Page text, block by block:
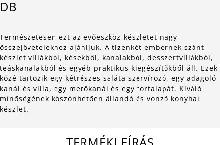
DB
Természetesen ezt az evőeszköz-készletet nagy
összejövetelekhez ajánljuk. A tizenkét embernek szánt
készlet villákból, késekből, kanalakból, desszertvillákból,
teáskanalakból és egyéb praktikus kiegészítőkből áll. Ezek
közé tartozik egy kétrészes saláta szervírozó, egy adagoló
kanál és villa, egy merőkanál és egy tortalapát. Kiváló
minőségének köszönhetően állandó és vonzó konyhai
készlet.